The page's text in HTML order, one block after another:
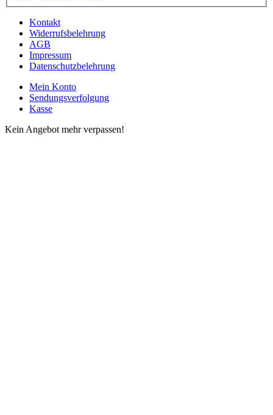
Kontakt
Widerrufsbelehrung
AGB
Impressum
Datenschutzbelehrung
Mein Konto
Sendungsverfolgung
Kasse
Kein Angebot mehr verpassen!